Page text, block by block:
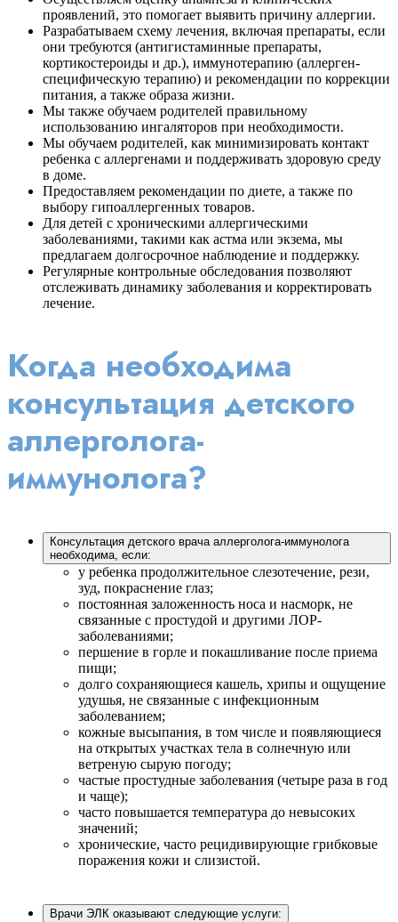
проявлений, это помогает выявить причину аллергии.
Разрабатываем схему лечения, включая препараты, если
они требуются (антигистаминные препараты,
кортикостероиды и др.), иммунотерапию (аллерген-
специфическую терапию) и рекомендации по коррекции
питания, а также образа жизни.
Мы также обучаем родителей правильному
использованию ингаляторов при необходимости.
Мы обучаем родителей, как минимизировать контакт
ребенка с аллергенами и поддерживать здоровую среду
в доме.
Предоставляем рекомендации по диете, а также по
выбору гипоаллергенных товаров.
Для детей с хроническими аллергическими
заболеваниями, такими как астма или экзема, мы
предлагаем долгосрочное наблюдение и поддержку.
Регулярные контрольные обследования позволяют
отслеживать динамику заболевания и корректировать
лечение.
Когда необходима
консультация детского
аллерголога-
иммунолога?
Консультация детского врача аллерголога-иммунолога
необходима, если:
у ребенка продолжительное слезотечение, рези,
зуд, покраснение глаз;
постоянная заложенность носа и насморк, не
связанные с простудой и другими ЛОР-
заболеваниями;
першение в горле и покашливание после приема
пищи;
долго сохраняющиеся кашель, хрипы и ощущение
удушья, не связанные с инфекционным
заболеванием;
кожные высыпания, в том числе и появляющиеся
на открытых участках тела в солнечную или
ветреную сырую погоду;
частые простудные заболевания (четыре раза в год
и чаще);
часто повышается температура до невысоких
значений;
хронические, часто рецидивирующие грибковые
поражения кожи и слизистой.
Врачи ЭЛК оказывают следующие услуги: